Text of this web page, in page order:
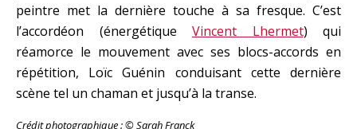
peintre met la dernière touche à sa fresque. C’est
l’accordéon (énergétique Vincent Lhermet) qui
réamorce le mouvement avec ses blocs-accords en
répétition, Loïc Guénin conduisant cette dernière
scène tel un chaman et jusqu’à la transe.
Crédit photographique : © Sarah Franck